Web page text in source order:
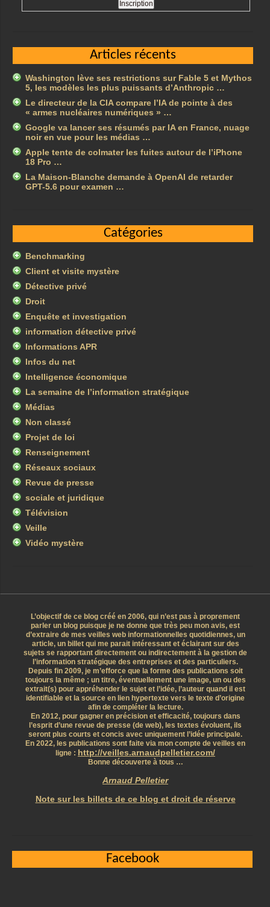
Articles récents
Washington lève ses restrictions sur Fable 5 et Mythos
5, les modèles les plus puissants d’Anthropic …
Le directeur de la CIA compare l’IA de pointe à des
« armes nucléaires numériques » …
Google va lancer ses résumés par IA en France, nuage
noir en vue pour les médias …
Apple tente de colmater les fuites autour de l’iPhone
18 Pro …
La Maison-Blanche demande à OpenAI de retarder
GPT-5.6 pour examen …
Catégories
Benchmarking
Client et visite mystère
Détective privé
Droit
Enquête et investigation
information détective privé
Informations APR
Infos du net
Intelligence économique
La semaine de l’information stratégique
Médias
Non classé
Projet de loi
Renseignement
Réseaux sociaux
Revue de presse
sociale et juridique
Télévision
Veille
Vidéo mystère
L’objectif de ce blog créé en 2006, qui n’est pas à proprement
parler un blog puisque je ne donne que très peu mon avis, est
d’extraire de mes veilles web informationnelles quotidiennes, un
article, un billet qui me parait intéressant et éclairant sur des
sujets se rapportant directement ou indirectement à la gestion de
l’information stratégique des entreprises et des particuliers.
Depuis fin 2009, je m’efforce que la forme des publications soit
toujours la même ; un titre, éventuellement une image, un ou des
extrait(s) pour appréhender le sujet et l’idée, l’auteur quand il est
identifiable et la source en lien hypertexte vers le texte d’origine
afin de compléter la lecture.
En 2012, pour gagner en précision et efficacité, toujours dans
l’esprit d’une revue de presse (de web), les textes évoluent, ils
seront plus courts et concis avec uniquement l’idée principale.
En 2022, les publications sont faite via mon compte de veilles en
ligne : http://veilles.arnaudpelletier.com/
Bonne découverte à tous …
Arnaud Pelletier
Note sur les billets de ce blog et droit de réserve
Facebook